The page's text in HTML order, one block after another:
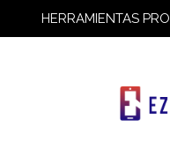
HERRAMIENTAS